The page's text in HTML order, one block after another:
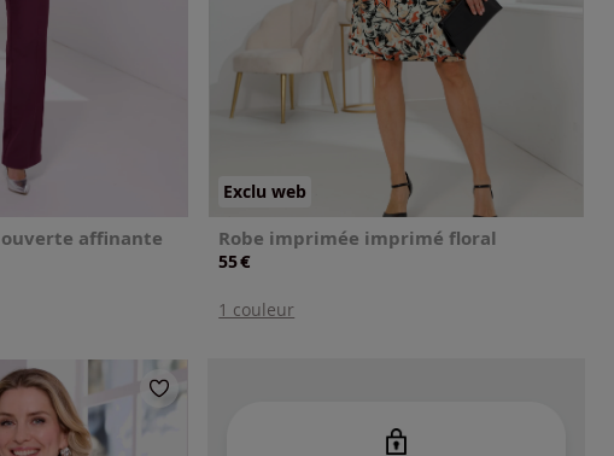
affinante
Exclu web
Robe imprimée imprimé floral
55€
1 couleur